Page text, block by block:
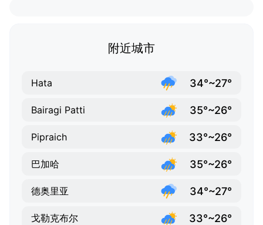
附近城市
Hata 34°~27°
Bairagi Patti 35°~26°
Pipraich 33°~26°
巴加哈 35°~26°
德奥里亚 34°~27°
戈勒克布尔 33°~26°